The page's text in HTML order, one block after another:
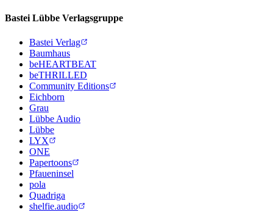
Bastei Lübbe Verlagsgruppe
Bastei Verlag
Baumhaus
beHEARTBEAT
beTHRILLED
Community Editions
Eichborn
Grau
Lübbe Audio
Lübbe
LYX
ONE
Papertoons
Pfaueninsel
pola
Quadriga
shelfie.audio